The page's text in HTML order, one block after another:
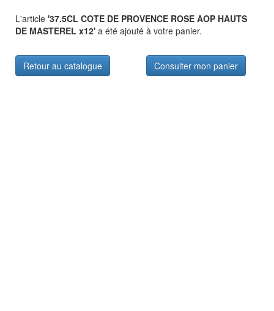
L'article '37.5CL COTE DE PROVENCE ROSE AOP HAUTS
DE MASTEREL x12' a été ajouté à votre panier.
Retour au catalogue Consulter mon panier